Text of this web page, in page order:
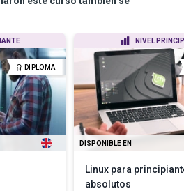
DIPLOMA
NIVEL
DISPONIBLE EN
Linux para
absolutos